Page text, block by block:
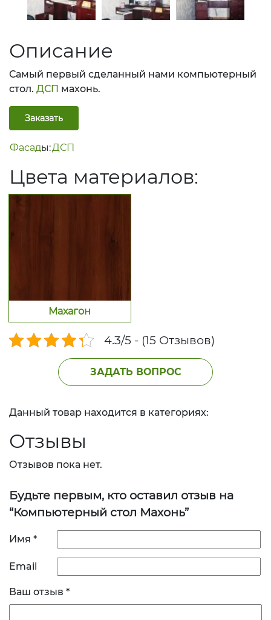
Описание
Самый первый сделанный нами компьютерный
стол. ДСП махонь.
Заказать
Фасады:ДСП
Цвета материалов:
Махагон
4.3/5 - (15 Отзывов)
ЗАДАТЬ ВОПРОС
Данный товар находится в категориях:
Отзывы
Отзывов пока нет.
Будьте первым, кто оставил отзыв на
“Компьютерный стол Махонь”
Имя *
Email
Ваш отзыв *